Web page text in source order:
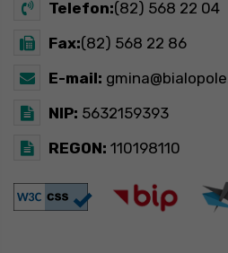
Telefon:(82) 568 22 04
Fax:(82) 568 22 86
E-mail:
NIP: 5632159393
REGON: 110198110